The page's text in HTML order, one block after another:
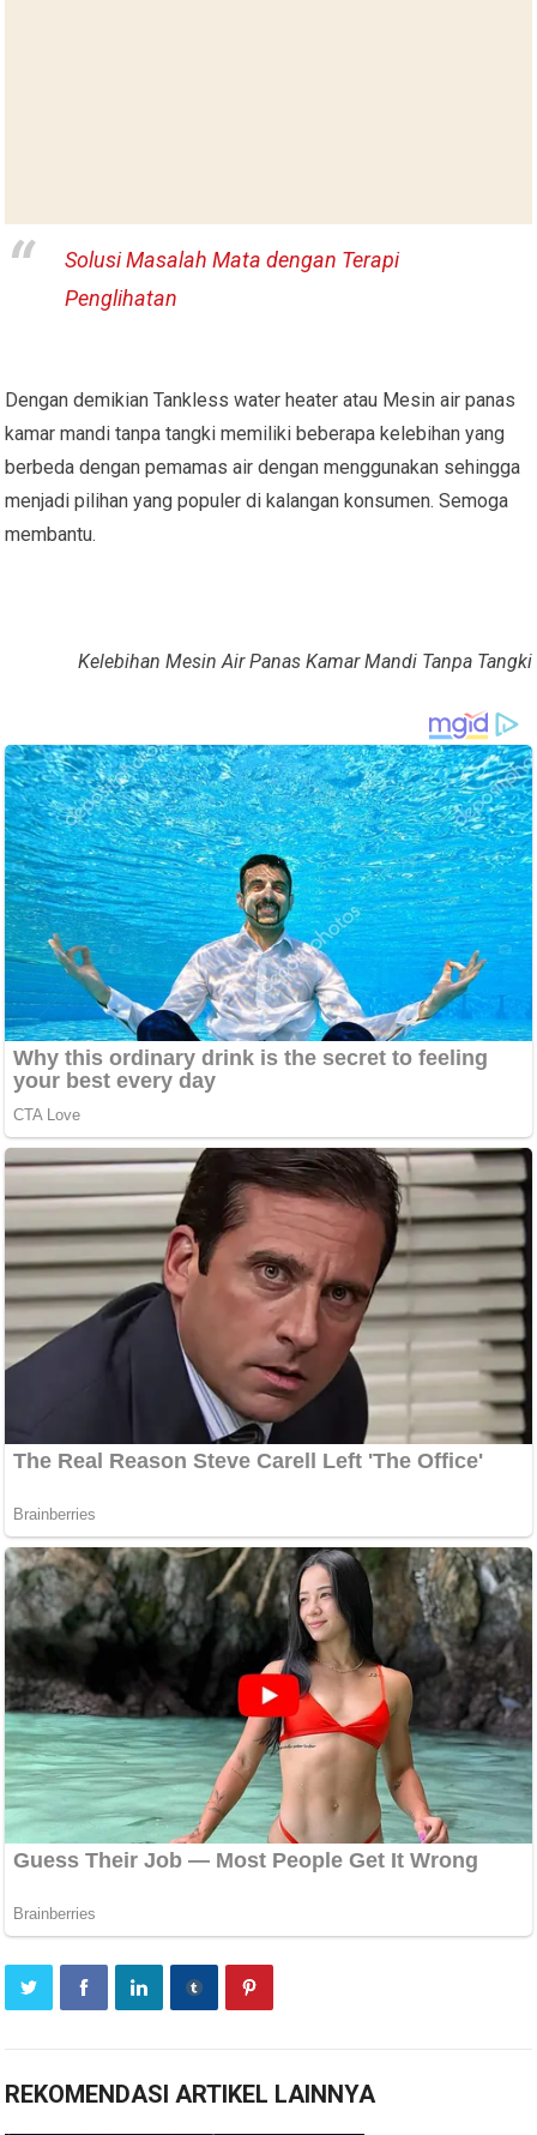
Solusi Masalah Mata dengan Terapi
Penglihatan
Dengan demikian Tankless water heater atau Mesin air panas
kamar mandi tanpa tangki memiliki beberapa kelebihan yang
berbeda dengan pemamas air dengan menggunakan sehingga
menjadi pilihan yang populer di kalangan konsumen. Semoga
membantu.
Kelebihan Mesin Air Panas Kamar Mandi Tanpa Tangki
REKOMENDASI ARTIKEL LAINNYA